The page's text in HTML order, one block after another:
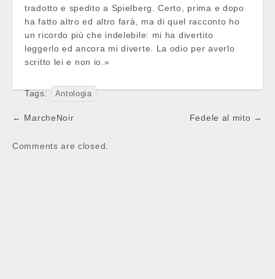
tradotto e spedito a Spielberg. Certo, prima e dopo
ha fatto altro ed altro farà, ma di quel racconto ho
un ricordo più che indelebile: mi ha divertito
leggerlo ed ancora mi diverte. La odio per averlo
scritto lei e non io.»
Tags: Antologia
Post
← MarcheNoir Fedele al mito →
Comments are closed.